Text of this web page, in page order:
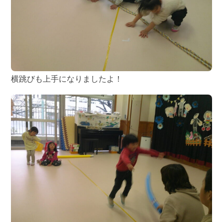
横跳びも上手になりましたよ！